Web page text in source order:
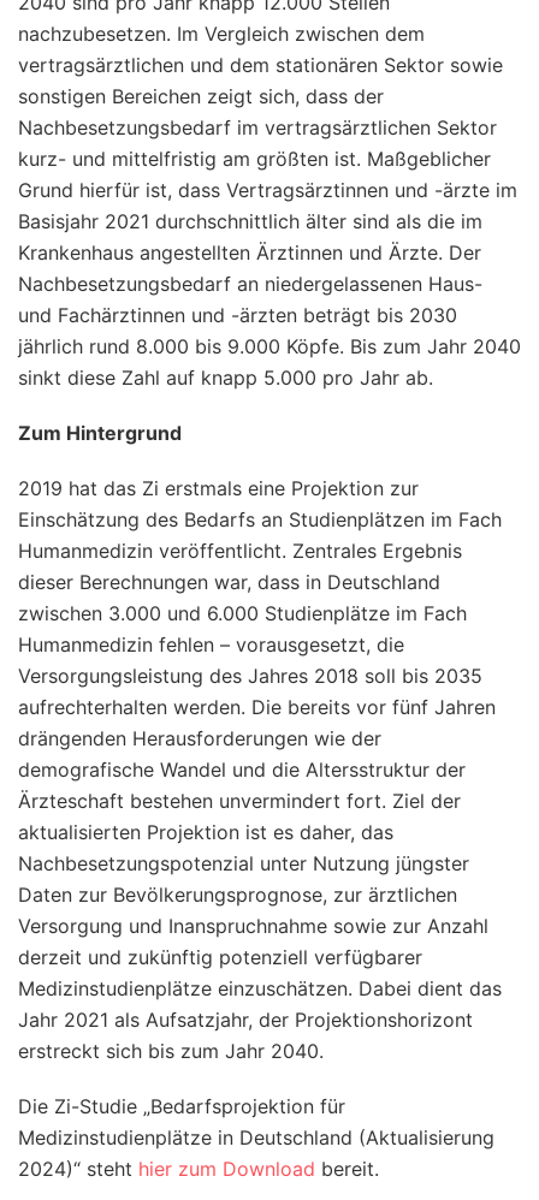
nachzubesetzen. Im Vergleich zwischen dem
vertragsärztlichen und dem stationären Sektor sowie
sonstigen Bereichen zeigt sich, dass der
Nachbesetzungsbedarf im vertragsärztlichen Sektor
kurz- und mittelfristig am größten ist. Maßgeblicher
Grund hierfür ist, dass Vertragsärztinnen und -ärzte im
Basisjahr 2021 durchschnittlich älter sind als die im
Krankenhaus angestellten Ärztinnen und Ärzte. Der
Nachbesetzungsbedarf an niedergelassenen Haus-
und Fachärztinnen und -ärzten beträgt bis 2030
jährlich rund 8.000 bis 9.000 Köpfe. Bis zum Jahr 2040
sinkt diese Zahl auf knapp 5.000 pro Jahr ab.
Zum Hintergrund
2019 hat das Zi erstmals eine Projektion zur
Einschätzung des Bedarfs an Studienplätzen im Fach
Humanmedizin veröffentlicht. Zentrales Ergebnis
dieser Berechnungen war, dass in Deutschland
zwischen 3.000 und 6.000 Studienplätze im Fach
Humanmedizin fehlen – vorausgesetzt, die
Versorgungsleistung des Jahres 2018 soll bis 2035
aufrechterhalten werden. Die bereits vor fünf Jahren
drängenden Herausforderungen wie der
demografische Wandel und die Altersstruktur der
Ärzteschaft bestehen unvermindert fort. Ziel der
aktualisierten Projektion ist es daher, das
Nachbesetzungspotenzial unter Nutzung jüngster
Daten zur Bevölkerungsprognose, zur ärztlichen
Versorgung und Inanspruchnahme sowie zur Anzahl
derzeit und zukünftig potenziell verfügbarer
Medizinstudienplätze einzuschätzen. Dabei dient das
Jahr 2021 als Aufsatzjahr, der Projektionshorizont
erstreckt sich bis zum Jahr 2040.
Die Zi-Studie „Bedarfsprojektion für
Medizinstudienplätze in Deutschland (Aktualisierung
2024)“ steht hier zum Download bereit.